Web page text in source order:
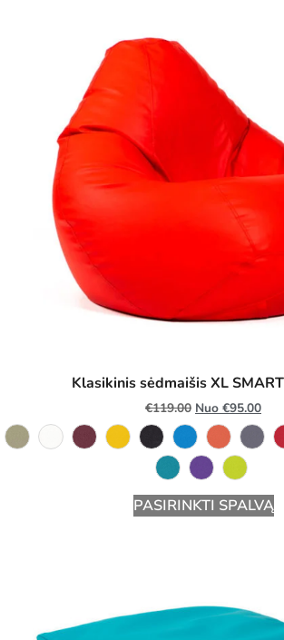
Klasikinis sėdmaišis XL
€119.00 Nuo €95.00
PASIRINKTI SPALVĄ